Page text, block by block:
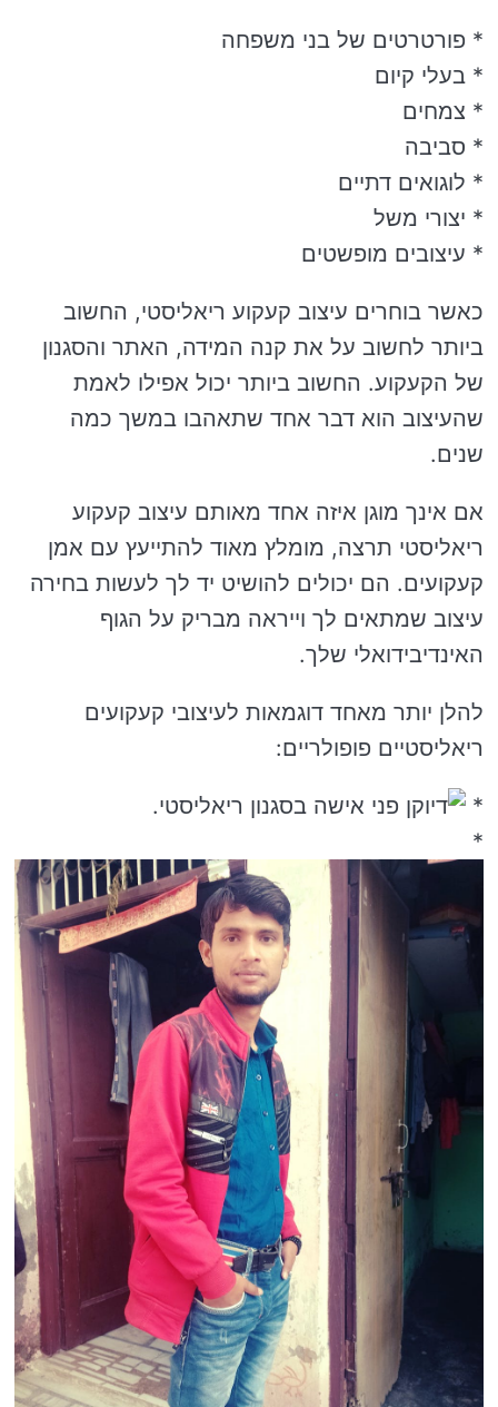
* פורטרטים של בני משפחה
* בעלי קיום
* צמחים
* סביבה
* לוגואים דתיים
* יצורי משל
* עיצובים מופשטים
כאשר בוחרים עיצוב קעקוע ריאליסטי, החשוב
ביותר לחשוב על את קנה המידה, האתר והסגנון
של הקעקוע. החשוב ביותר יכול אפילו לאמת
שהעיצוב הוא דבר אחד שתאהבו במשך כמה
שנים.
אם אינך מוגן איזה אחד מאותם עיצוב קעקוע
ריאליסטי תרצה, מומלץ מאוד להתייעץ עם אמן
קעקועים. הם יכולים להושיט יד לך לעשות בחירה
עיצוב שמתאים לך וייראה מבריק על הגוף
האינדיבידואלי שלך.
להלן יותר מאחד דוגמאות לעיצובי קעקועים
ריאליסטיים פופולריים:
*
*